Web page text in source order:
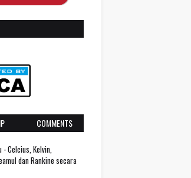
COMMENTS
- Celcius, Kelvin,
dan Rankine secara